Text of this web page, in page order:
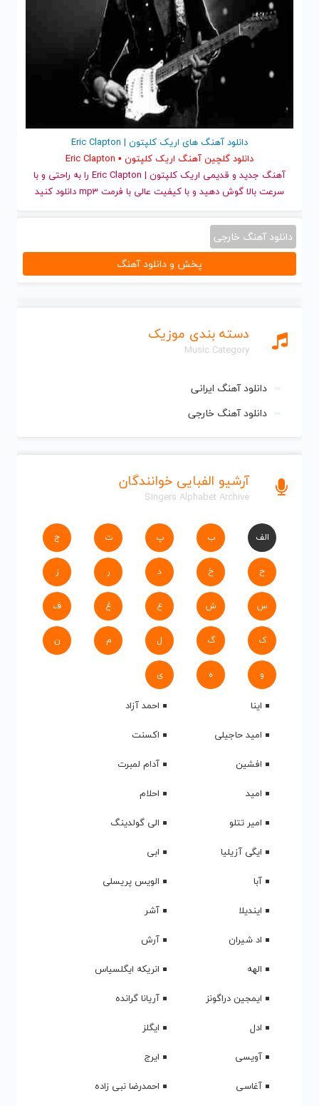
دسته بندی موزیک
Music Category
دانلود آهنگ ایرانی
دانلود آهنگ خارجی
آرشیو الفبایی خوانندگان
Singers Alphabet Archive
الف ب پ ت ج
ح خ د ر ز
س ش ع غ ف
ک گ ل م ن
و ه ی
اینا
احمد آزاد
امید حاجیلی
اکسنت
افشین
آدام لمبرت
امید
احلام
امیر تتلو
الی گولدینگ
ایگی آزیلیا
ابی
آبا
الویس پریسلی
ایندیلا
آشر
اد شیران
آرش
الهه
انریکه ایگلسیاس
ایمجین دراگونز
آریانا گرانده
ادل
ایگلز
آویسی
ایرج
آغاسی
احمدرضا نبی زاده
دانلود آهنگ های اریک کلپتون | Eric Clapton
دانلود گلچین آهنگ اریک کلپتون • Eric Clapton
آهنگ جدید
و قدیمی اریک کلپتون | Eric Clapton را به راحتی و با
سرعت بالا گوش دهید و با کیفیت عالی با فرمت mp3 دانلود کنید
دانلود آهنگ خارجی
پخش و دانلود آهنگ